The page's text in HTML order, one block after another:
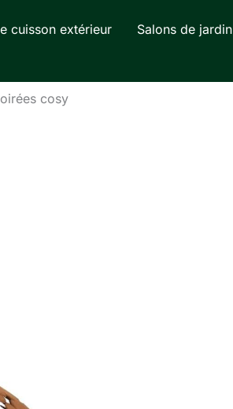
cuisson extérieur Salons de jardin
cosy